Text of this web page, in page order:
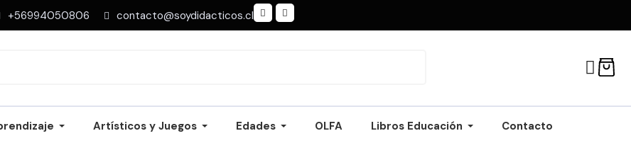
+56994050806 contacto@soydidacticos.cl
Artísticos y Juegos Edades OLFA Libros Educación Contacto